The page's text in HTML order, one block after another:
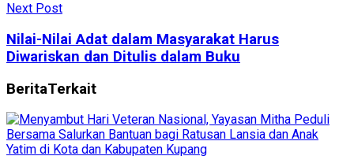
Next Post
Nilai-Nilai Adat dalam Masyarakat Harus
Diwariskan dan Ditulis dalam Buku
BeritaTerkait